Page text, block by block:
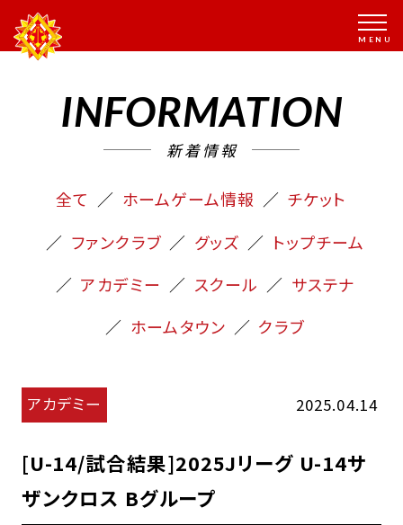
INFORMATION
新着情報
全て ホームゲーム情報
チケット
ファンクラブ
グッズ
トップチーム
アカデミー
スクール
サステナ
ホームタウン
クラブ
アカデミー 2025.04.14
[U-14/試合結果]2025Jリーグ U-14サ
ザンクロス Bグループ